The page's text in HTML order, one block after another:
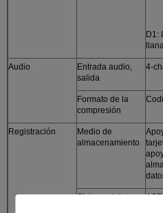
D1:
Audio
Entrada audio,
salida
4-
Formato de la
compresión
Registración
Medio de
almacenamiento
Sistema del